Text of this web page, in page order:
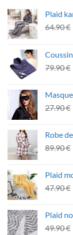
Plaid
64.90€
79.90€
27.90€
Robe
89.90€
Plaid
47.90€
Plaid
49.90€